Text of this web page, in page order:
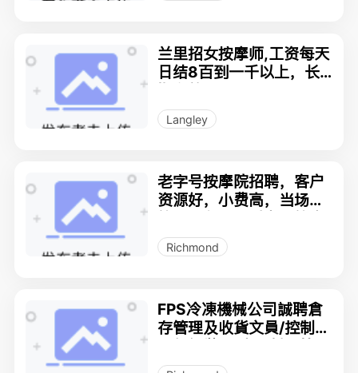
兰里招女按摩师,工资每天
日结8百到一千以上，长
Langley
老字号按摩院招聘，客户
资源好，小费高，当场结
Richmond
FPS冷凍機械公司誠聘倉
存管理及收貨文員/控制板